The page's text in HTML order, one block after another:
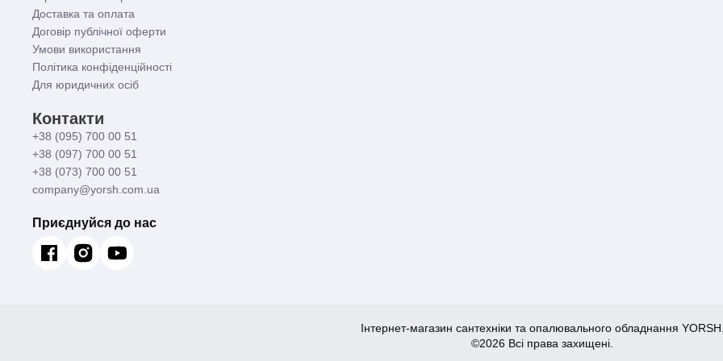
Доставка та оплата
Договір публічної оферти
Умови використання
Політика конфіденційності
Для юридичних осіб
Контакти
+38 (095) 700 00 51
+38 (097) 700 00 51
+38 (073) 700 00 51
company@yorsh.com.ua
Приєднуйся до нас
Інтернет-магазин сантехніки та опалювального обладнання
©2026 Всі права захищені.